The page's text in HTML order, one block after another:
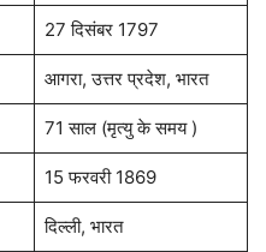
27 दिसंबर 1797
आगरा, उत्तर प्रदेश, भारत
71 साल (मृत्यु के समय )
15 फरवरी 1869
दिल्ली, भारत